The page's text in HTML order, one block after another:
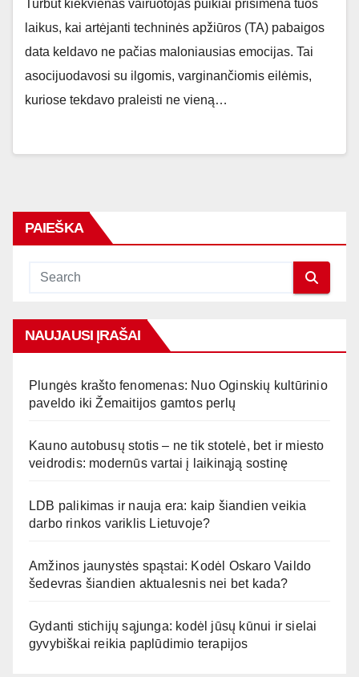
Turbūt kiekvienas vairuotojas puikiai prisimena tuos
laikus, kai artėjanti techninės apžiūros (TA) pabaigos
data keldavo ne pačias maloniausias emocijas. Tai
asocijuodavosi su ilgomis, varginančiomis eilėmis,
kuriose tekdavo praleisti ne vieną…
PAIEŠKA
NAUJAUSI ĮRAŠAI
Plungės krašto fenomenas: Nuo Oginskių kultūrinio
paveldo iki Žemaitijos gamtos perlų
Kauno autobusų stotis – ne tik stotelė, bet ir miesto
veidrodis: modernūs vartai į laikinąją sostinę
LDB palikimas ir nauja era: kaip šiandien veikia
darbo rinkos variklis Lietuvoje?
Amžinos jaunystės spąstai: Kodėl Oskaro Vaildo
šedevras šiandien aktualesnis nei bet kada?
Gydanti stichijų sąjunga: kodėl jūsų kūnui ir sielai
gyvybiškai reikia paplūdimio terapijos